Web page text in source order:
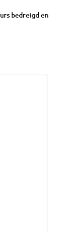
bedreigd en